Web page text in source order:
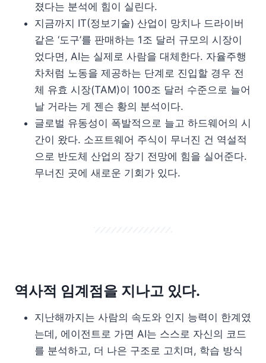
졌다는 분석에 힘이 실린다.
지금까지 IT(정보기술) 산업이 망치나 드라이버
같은 ‘도구’를 판매하는 1조 달러 규모의 시장이
었다면, AI는 실제로 사람을 대체한다. 자율주행
차처럼 노동을 제공하는 단계로 진입할 경우 전
체 유효 시장(TAM)이 100조 달러 수준으로 늘어
날 거라는 게 젠슨 황의 분석이다.
글로벌 유동성이 폭발적으로 늘고 하드웨어의 시
간이 왔다. 소프트웨어 주식이 무너진 건 역설적
으로 반도체 산업의 장기 전망에 힘을 실어준다.
무너진 곳에 새로운 기회가 있다.
역사적 임계점을 지나고 있다.
지난해까지는 사람의 속도와 인지 능력이 한계였
는데, 에이전트로 가면 AI는 스스로 자신의 코드
를 분석하고, 더 나은 구조로 고치며, 학습 방식